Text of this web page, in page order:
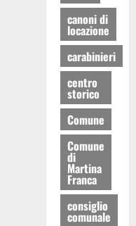
canoni di
locazione
carabinieri
centro
storico
Comune
Comune
di
Martina
Franca
consiglio
comunale